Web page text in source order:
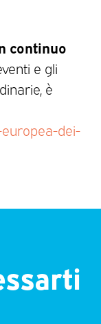
continuo
e gli
è
europea-dei-